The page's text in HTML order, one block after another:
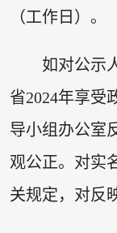
（工作日）。
如对公示
省2024年享受
导小组办公室
观公正。对实
关规定，对反